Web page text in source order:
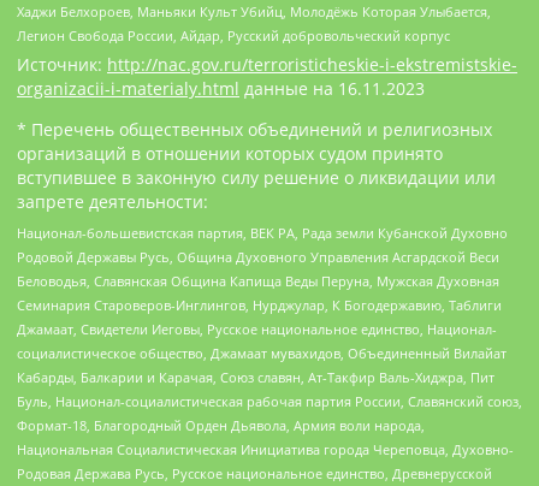
Хаджи Белхороев, Маньяки Культ Убийц, Молодёжь Которая Улыбается,
Легион Свобода России, Айдар, Русский добровольческий корпус
Источник: http://nac.gov.ru/terroristicheskie-i-ekstremistskie-
organizacii-i-materialy.html данные на 16.11.2023
* Перечень общественных объединений и религиозных
организаций в отношении которых судом принято
вступившее в законную силу решение о ликвидации или
запрете деятельности:
Национал-большевистская партия, ВЕК РА, Рада земли Кубанской Духовно
Родовой Державы Русь, Община Духовного Управления Асгардской Веси
Беловодья, Славянская Община Капища Веды Перуна, Мужская Духовная
Семинария Староверов-Инглингов, Нурджулар, К Богодержавию, Таблиги
Джамаат, Свидетели Иеговы, Русское национальное единство, Национал-
социалистическое общество, Джамаат мувахидов, Объединенный Вилайат
Кабарды, Балкарии и Карачая, Союз славян, Ат-Такфир Валь-Хиджра, Пит
Буль, Национал-социалистическая рабочая партия России, Славянский союз,
Формат-18, Благородный Орден Дьявола, Армия воли народа,
Национальная Социалистическая Инициатива города Череповца, Духовно-
Родовая Держава Русь, Русское национальное единство, Древнерусской